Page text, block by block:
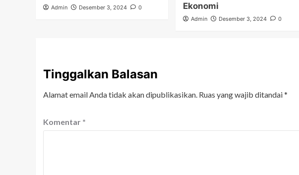
Admin Desember 3, 2024 0
Ekonomi
Admin Desember 3, 2024 0
Tinggalkan Balasan
Alamat email Anda tidak akan dipublikasikan. Ruas yang wajib ditandai*
Komentar *